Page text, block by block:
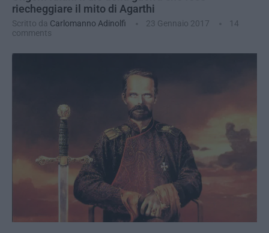
riecheggiare il mito di Agarthi
Scritto da Carlomanno Adinolfi 23 Gennaio 2017
14
comments